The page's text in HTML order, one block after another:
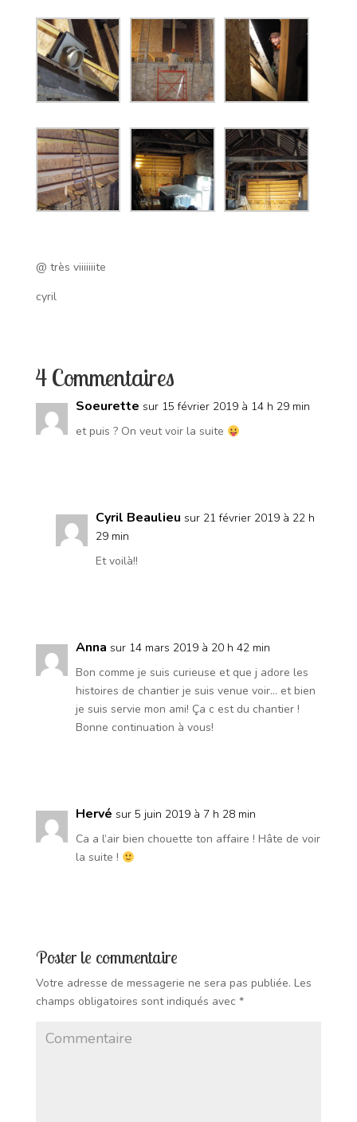
@ très viiiiiiite
cyril
4 Commentaires
Soeurette sur 15 février 2019 à 14 h 29 min
et puis ? On veut voir la suite
Cyril Beaulieu sur 21 février 2019 à 22 h
29 min
Et voilà!!
Anna sur 14 mars 2019 à 20 h 42 min
Bon comme je suis curieuse et que j adore les
histoires de chantier je suis venue voir… et bien
je suis servie mon ami! Ça c est du chantier !
Bonne continuation à vous!
Hervé sur 5 juin 2019 à 7 h 28 min
Ca a l’air bien chouette ton affaire ! Hâte de voir
la suite !
Poster le commentaire
Votre adresse de messagerie ne sera pas publiée. Les
champs obligatoires sont indiqués avec *